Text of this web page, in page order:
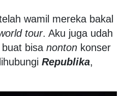
wamil mereka bakal
tour. Aku juga udah
bisa nonton konser
Republika,